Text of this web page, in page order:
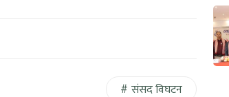
संसद विघटन